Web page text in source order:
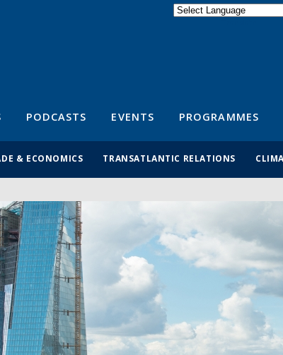
PODCASTS EVENTS PROGRAMMES
& ECONOMICS TRANSATLANTIC RELATIONS